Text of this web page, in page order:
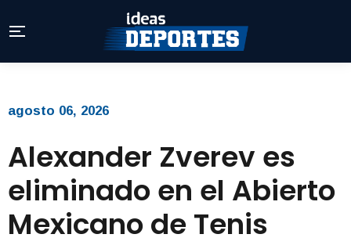
agosto 06, 2026
Alexander Zverev es
eliminado en el Abierto
Mexicano de Tenis